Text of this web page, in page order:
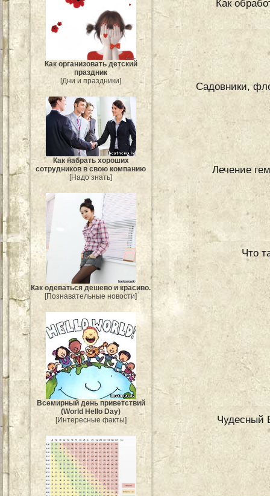
Как организовать детский
праздник
[Дни и праздники]
Как набрать хороших
сотрудников в свою компанию
[Надо знать]
Как одеваться дешево и красиво.
[Познавательные новости]
Всемирный день приветствий
(World Hello Day)
[Интересные факты]
Как
Садовники,
Лечение
Что
Чудесный